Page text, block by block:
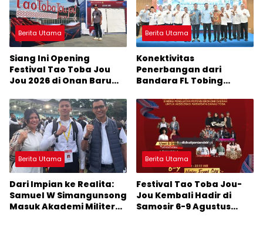
Berita Utama
Siang Ini Opening
Festival Tao Toba Jou
Jou 2026 di Onan Baru
Dihibur Marsada Band
Berita Utama
Konektivitas
Penerbangan dari
Bandara FL Tobing
Jadi Perhatian Anggota
DPR RI Muhammad Lokot
Nasution
Berita Utama
Dari Impian ke Realita:
Samuel W Simangunsong
Masuk Akademi Militer
Berita Utama
Festival Tao Toba Jou-
Jou Kembali Hadir di
Samosir 6-9 Agustus